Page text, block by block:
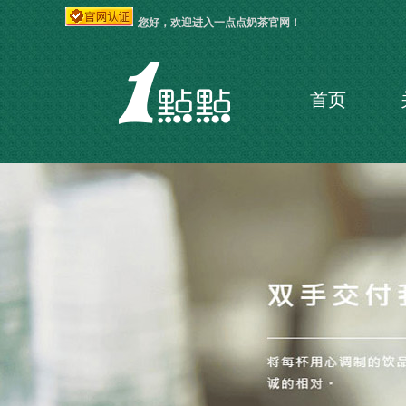
您好，欢迎进入一点点奶茶官网！
首页